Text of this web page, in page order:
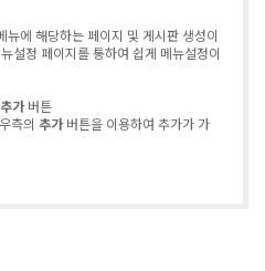
에 해당하는 페이지 및 게시판 생성이
설정 페이지를 통하여 쉽게 메뉴설정이
가버튼
측의 추가버튼을 이용하여 추가가 가